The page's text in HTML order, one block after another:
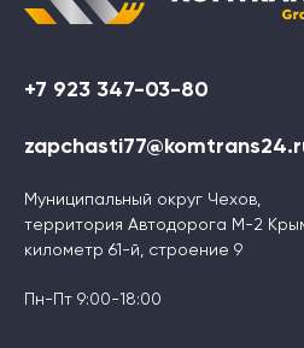
+7 923 347-03-80
Муниципальный округ Чехов,
территория Автодорога М-2
километр 61-й, строение 9
Пн-Пт 9:00-18:00